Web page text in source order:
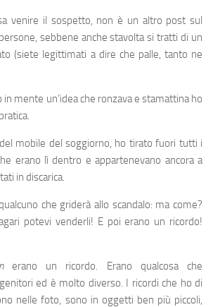
venire il sospetto, non è un altro post sul
sebbene anche stavolta si tratti di un
(siete legittimati a dire che palle, tanto ne
in mente un’idea che ronzava e stamattina ho
mobile del soggiorno, ho tirato fuori tutti i
erano lì dentro e appartenevano ancora a
in discarica.
che griderà allo scandalo: ma come?
potevi venderli! E poi erano un ricordo!
erano un ricordo. Erano qualcosa che
ed è molto diverso. I ricordi che ho di
nelle foto, sono in oggetti ben più piccoli,